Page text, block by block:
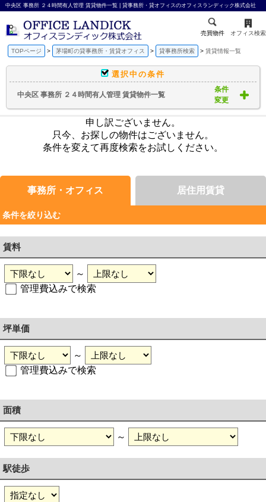
中央区 事務所 ２４時間有人管理 賃貸物件一覧 | 貸事務所・貸オフィスのオフィスランディック株式会社
売買物件 オフィス検索
TOPページ 茅場町の貸事務所・賃貸オフィス 貸事務所検索 賃貸情報一覧
選択中の条件
中央区 事務所 ２４時間有人管理 賃貸物件一覧
条件
変更
申し訳ございません。
只今、お探しの物件はございません。
条件を変えて再度検索をお試しください。
事務所・オフィス 居住用賃貸
条件を絞り込む
賃料
～
管理費込みで検索
坪単価
～
管理費込みで検索
面積
～
駅徒歩